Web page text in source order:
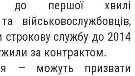
до першої хвилі
та військовослужбовців,
службу до 2014
за контрактом.
— можуть призвати